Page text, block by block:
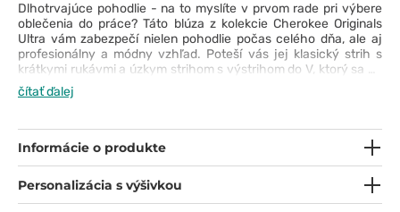
Dlhotrvajúce pohodlie - na to myslíte v prvom rade pri výbere
oblečenia do práce? Táto blúza z kolekcie Cherokee Originals
Ultra vám zabezpečí nielen pohodlie počas celého dňa, ale aj
profesionálny a módny vzhľad. Poteší vás jej klasický strih s
krátkymi rukávmi a úzkym strihom s výstrihom do V, ktorý sa na
spodnom okraji rozširuje, aby vám poskytol maximálnu voľnosť.
Tkanina zvršku je priedušná, rýchloschnúca, odolná voči
na pokožku. Použitá technológia PROTX2® chráni pred
nepríjemným zápachom. Určite oceníte aj dve priestranné
vrecká a pútko na preukaz totožnosti na golieri. Vyberte si túto
čítať ďalej
Informácie o produkte
Personalizácia s výšivkou